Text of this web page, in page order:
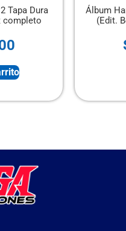
Álbum Harry Potter 2 Tapa
(Edit. Berlín) + Set completo